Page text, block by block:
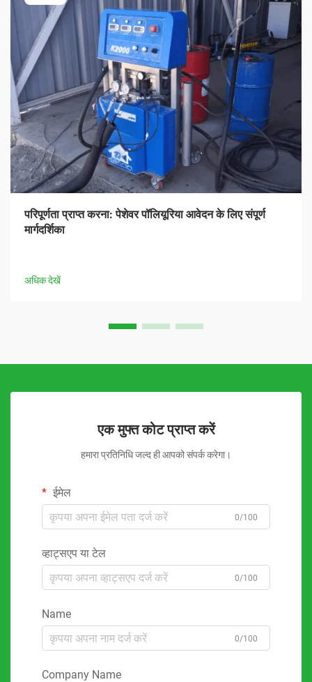
परिपूर्णता प्राप्त करना: पेशेवर पॉलियूरिया आवेदन के लिए संपूर्ण
मार्गदर्शिका
अधिक देखें
एक मुफ्त कोट प्राप्त करें
हमारा प्रतिनिधि जल्द ही आपको संपर्क करेगा।
ईमेल
0/100
व्हाट्सएप या टेल
0/100
Name
0/100
Company Name